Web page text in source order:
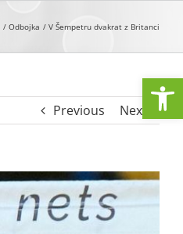
Odbojka V Šempetru dvakrat z Britanci
Previous Next